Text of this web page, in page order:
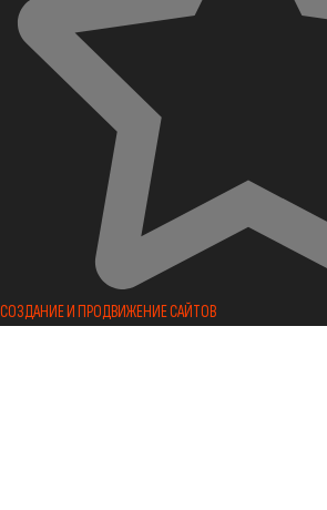
СОЗДАНИЕ И ПРОДВИЖЕНИЕ САЙТОВ